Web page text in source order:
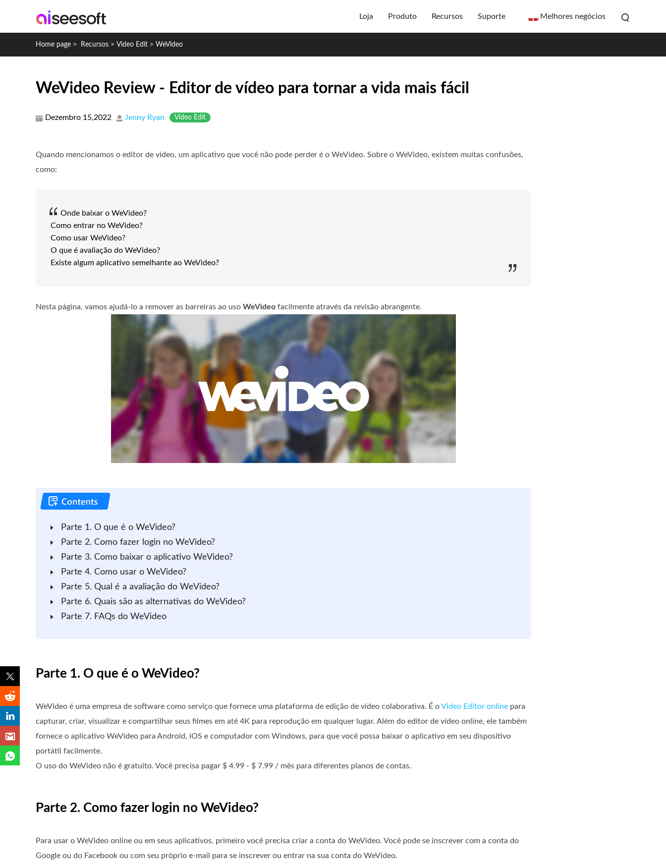
Loja Produto Recursos Suporte Melhores negócios
Home page > Recursos > Video Edit > WeVideo
WeVideo Review - Editor de vídeo para tornar a vida mais fácil
Dezembro 15,2022 Jenny Ryan Video Edit
Quando mencionamos o editor de vídeo, um aplicativo que você não pode perder é o WeVideo. Sobre o WeVideo, existem muitas confusões,
como:
Onde baixar o WeVideo?
Como entrar no WeVideo?
Como usar WeVideo?
O que é avaliação do WeVideo?
Existe algum aplicativo semelhante ao WeVideo?
Nesta página, vamos ajudá-lo a remover as barreiras ao uso WeVideo facilmente através da revisão abrangente.
Parte 1. O que é o WeVideo?
Parte 2. Como fazer login no WeVideo?
Parte 3. Como baixar o aplicativo WeVideo?
Parte 4. Como usar o WeVideo?
Parte 5. Qual é a avaliação do WeVideo?
Parte 6. Quais são as alternativas do WeVideo?
Parte 7. FAQs do WeVideo
Parte 1. O que é o WeVideo?
WeVideo é uma empresa de software como serviço que fornece uma plataforma de edição de vídeo colaborativa. É oVideo Editor online para
capturar, criar, visualizar e compartilhar seus filmes em até 4K para reprodução em qualquer lugar. Além do editor de vídeo online, ele também
fornece o aplicativo WeVideo para Android, iOS e computador com Windows, para que você possa baixar o aplicativo em seu dispositivo
portátil facilmente.
O uso do WeVideo não é gratuito. Você precisa pagar $ 4.99 - $ 7.99 / mês para diferentes planos de contas.
Parte 2. Como fazer login no WeVideo?
Para usar o WeVideo online ou em seus aplicativos, primeiro você precisa criar a conta do WeVideo. Você pode se inscrever com a conta do
Google ou do Facebook ou com seu próprio e-mail para se inscrever ou entrar na sua conta do WeVideo.